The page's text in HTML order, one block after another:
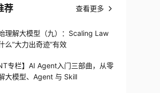
荐 查看更多
理解大模型（九）：Scaling Law
”大力出奇迹”有效
专栏】AI Agent入门三部曲，从零
大模型、Agent 与 Skill